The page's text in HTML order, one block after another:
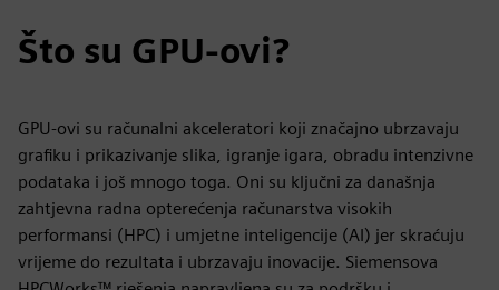
Što su GPU-ovi?
GPU-ovi su računalni akceleratori koji značajno ubrzavaju
grafiku i prikazivanje slika, igranje igara, obradu intenzivne
podataka i još mnogo toga. Oni su ključni za današnja
zahtjevna radna opterećenja računarstva visokih
performansi (HPC) i umjetne inteligencije (AI) jer skraćuju
vrijeme do rezultata i ubrzavaju inovacije. Siemensova